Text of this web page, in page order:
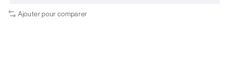
Ajouter pour comparer